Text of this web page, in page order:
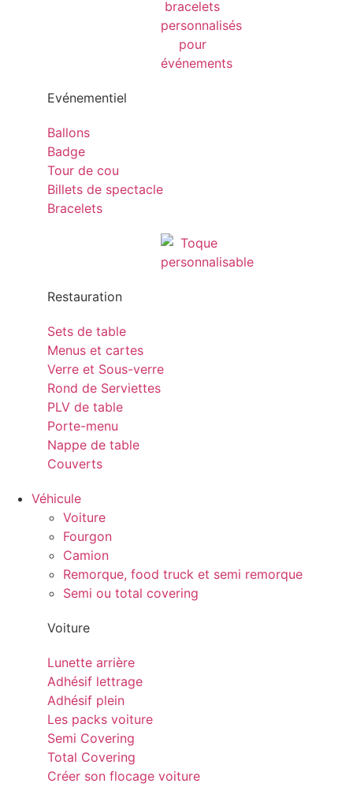
Evénementiel
Ballons
Badge
Tour de cou
Billets de spectacle
Bracelets
Restauration
Sets de table
Menus et cartes
Verre et Sous-verre
Rond de Serviettes
PLV de table
Porte-menu
Nappe de table
Couverts
Véhicule
Voiture
Fourgon
Camion
Remorque, food truck et semi remorque
Semi ou total covering
Voiture
Lunette arrière
Adhésif lettrage
Adhésif plein
Les packs voiture
Semi Covering
Total Covering
Créer son flocage voiture